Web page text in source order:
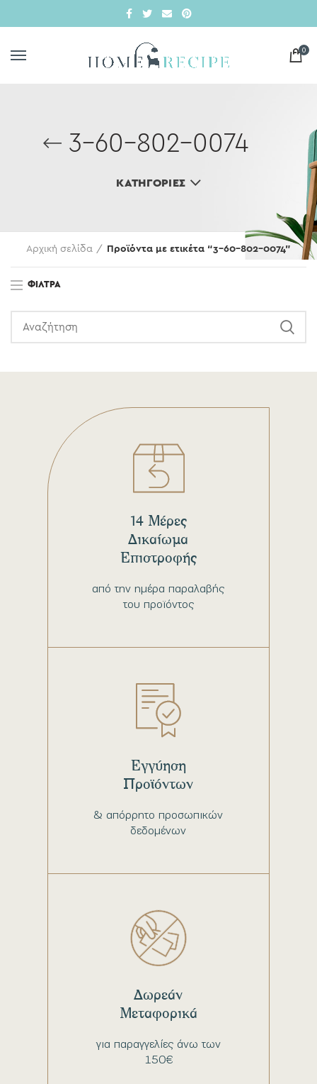
0
3-60-802-0074
ΚΑΤΗΓΟΡΊΕΣ
Αρχική σελίδα Προϊόντα με ετικέτα “3-60-802-0074”
ΦΊΛΤΡΑ
από την ημέρα παραλαβής
του προϊόντος
14 Μέρες
Δικαίωμα
Επιστροφής
& απόρρητο προσωπικών
δεδομένων
Εγγύηση
Προϊόντων
για παραγγελίες άνω των
150€
Δωρεάν
Μεταφορικά